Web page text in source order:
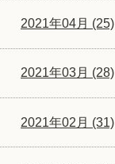
2021年04月 (25)
2021年03月 (28)
2021年02月 (31)